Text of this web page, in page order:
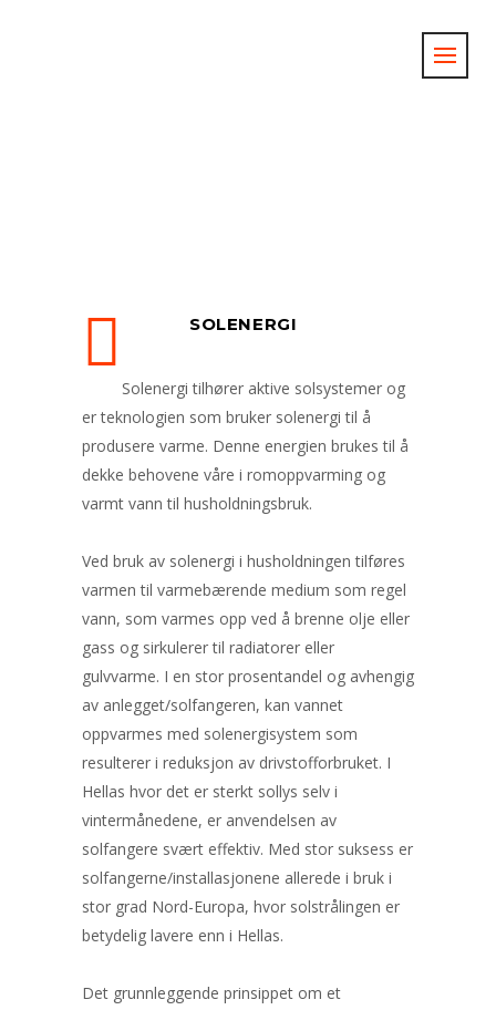
SOLENERGI
Solenergi tilhører aktive solsystemer og
er teknologien som bruker solenergi til å
produsere varme. Denne energien brukes til å
dekke behovene våre i romoppvarming og
varmt vann til husholdningsbruk.
Ved bruk av solenergi i husholdningen tilføres
varmen til varmebærende medium som regel
vann, som varmes opp ved å brenne olje eller
gass og sirkulerer til radiatorer eller
gulvvarme. I en stor prosentandel og avhengig
av anlegget/solfangeren, kan vannet
oppvarmes med solenergisystem som
resulterer i reduksjon av drivstofforbruket. I
Hellas hvor det er sterkt sollys selv i
vintermånedene, er anvendelsen av
solfangere svært effektiv. Med stor suksess er
solfangerne/installasjonene allerede i bruk i
stor grad Nord-Europa, hvor solstrålingen er
betydelig lavere enn i Hellas.
Det grunnleggende prinsippet om et